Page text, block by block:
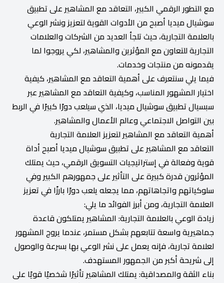
مع التطور الرقمي الكبير، التعاقد مع المشاهير على تطبيق
سوشيال ميديا أصبح من الأدوات القوية لتعزيز ونشر الوعي
بالعلامة التجارية، حيث تلجأ العديد من الشركات والعلامات
التجارية للتعاون مع المؤثرين والمشاهير، لكي يروجوا لما
يقدمونه من منتجات وخدمات.
فيما يلي سنتعرف على أهمية التعاقد مع المشاهير، كيفية
اختيار المشهور المناسب، وكيفية التعاقد مع المشاهير عبر
سبسيال تطبيق سوشيال ميديا، الذي سيلعب دورًا كبيرًا في الربط
بين التواصل الاجتماعي وعالم الأعمال والمشاهير.
أهمية التعاقد مع المشاهير لتعزيز العلامة التجارية
التعاقد مع المشاهير على تطبيق سوشيال ميديا أصبح أداة
قوية وفعالة في إستراتيجيات التسويق الرقمي، حيث يمتلك
المؤثرون قدرة كبيرة على التأثير على جمهورهم الكبير وفي
سلوكياتهم واتجاهاتهم، مما يجعله يلعب دورًا بارزًا في تعزيز
العلامة التجارية، ومن أبرز الفوائد ما يلي:
زيادة الوعي بالعلامة التجارية: المشاهير يمتلكون قاعدة
جماهيرية واسعة تتابعهم بشكل مستمر، عندما يروج المشهور
لعلامة تجارية، فإنه يعمل على نشر الوعي بها بسرعة والوصول
إلى شريحة أكبر من الجمهور المستهدف.
بناء الثقة والمصداقية: يمتلك المشاهير تأثيرًا شخصيًا قويًا على